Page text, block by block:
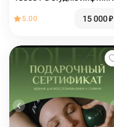
5.00 15 000₽